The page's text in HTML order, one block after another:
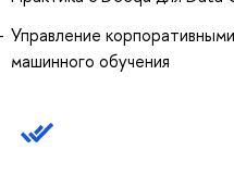
Управление
машинного обучения